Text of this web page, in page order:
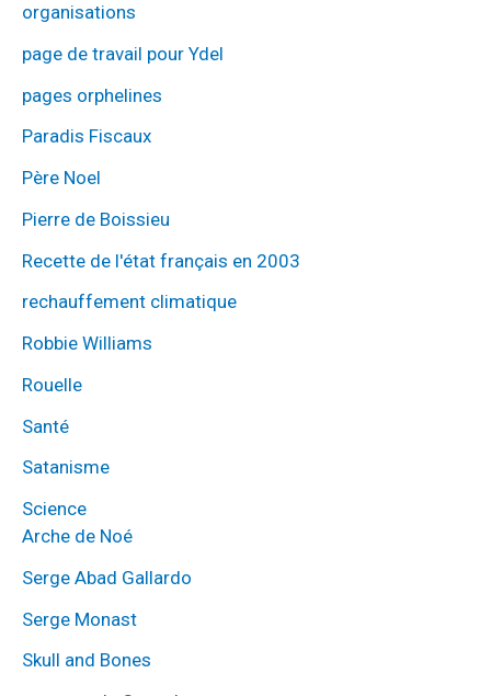
organisations
page de travail pour Ydel
pages orphelines
Paradis Fiscaux
Père Noel
Pierre de Boissieu
Recette de l'état français en 2003
rechauffement climatique
Robbie Williams
Rouelle
Santé
Satanisme
Science
Arche de Noé
Serge Abad Gallardo
Serge Monast
Skull and Bones